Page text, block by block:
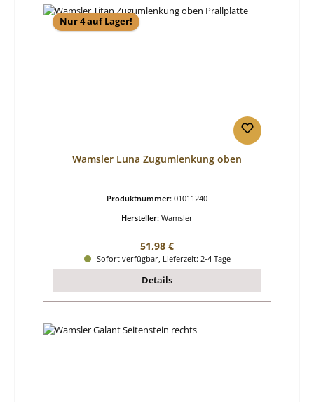
Nur 4 auf Lager!
Wamsler Luna Zugumlenkung oben
Produktnummer: 01011240
Hersteller: Wamsler
Regulärer Preis:
51,98 €
Sofort verfügbar, Lieferzeit: 2-4 Tage
Details